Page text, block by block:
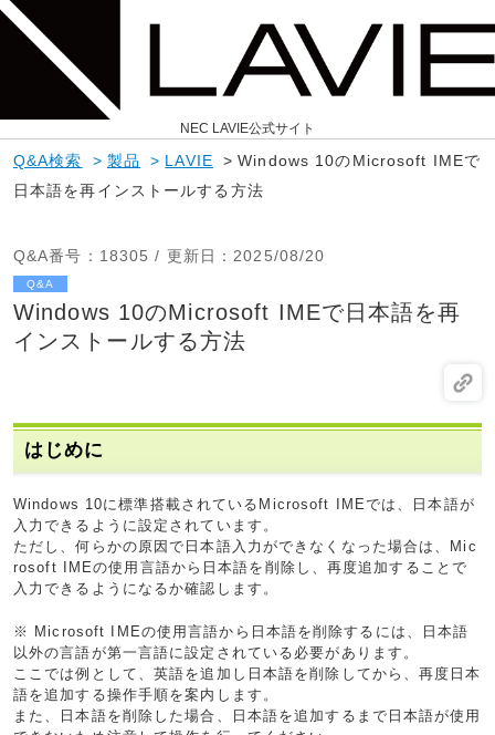
NEC LAVIE公式サイト
Q&A検索 > 製品 > LAVIE > Windows 10のMicrosoft IMEで
日本語を再インストールする方法
Q&A番号 ：18305 / 更新日 ：2025/08/20
Q&A
Windows 10のMicrosoft IMEで日本語を再
インストールする方法
はじめに
Windows 10に標準搭載されているMicrosoft IMEでは、日本語が
入力できるように設定されています。
ただし、何らかの原因で日本語入力ができなくなった場合は、Mic
rosoft IMEの使用言語から日本語を削除し、再度追加することで
入力できるようになるか確認します。
※ Microsoft IMEの使用言語から日本語を削除するには、日本語
以外の言語が第一言語に設定されている必要があります。
ここでは例として、英語を追加し日本語を削除してから、再度日本
語を追加する操作手順を案内します。
また、日本語を削除した場合、日本語を追加するまで日本語が使用